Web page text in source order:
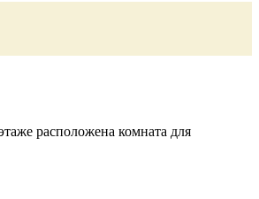
расположена комната для